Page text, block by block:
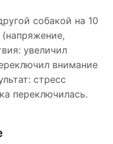
собакой на 10
увеличил
внимание
стресс
переключилась.